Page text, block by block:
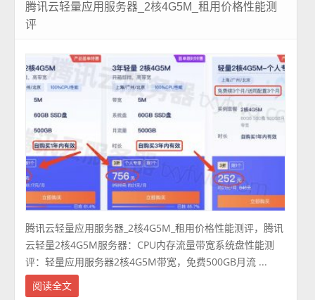
腾讯云轻量应用服务器_2核4G5M_租用价格性能测
评
腾讯云轻量应用服务器_2核4G5M_租用价格性能测评，腾讯
云轻量2核4G5M服务器：CPU内存流量带宽系统盘性能测
评：轻量应用服务器2核4G5M带宽，免费500GB月流 ...
阅读全文